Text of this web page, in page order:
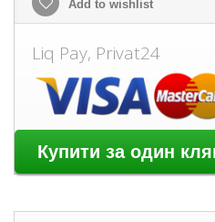
Add to wishlist
Liq Pay, Privat24